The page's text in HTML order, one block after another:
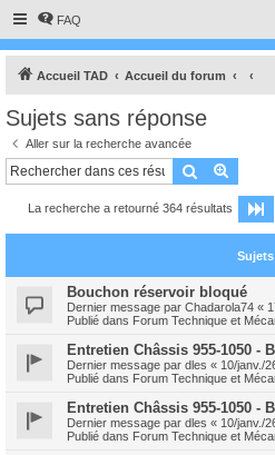
FAQ
Accueil TAD Accueil du forum
Sujets sans réponse
Aller sur la recherche avancée
Rechercher
La recherche a retourné 364 résultats
Sujets
Bouchon réservoir bloqué
Dernier message par Chadarola74 «
Publié dans Forum Technique et
Entretien Châssis 955-1050 -
Dernier message par dles « 10/janv./
Publié dans Forum Technique et
Entretien Châssis 955-1050 -
Dernier message par dles « 10/janv./
Publié dans Forum Technique et